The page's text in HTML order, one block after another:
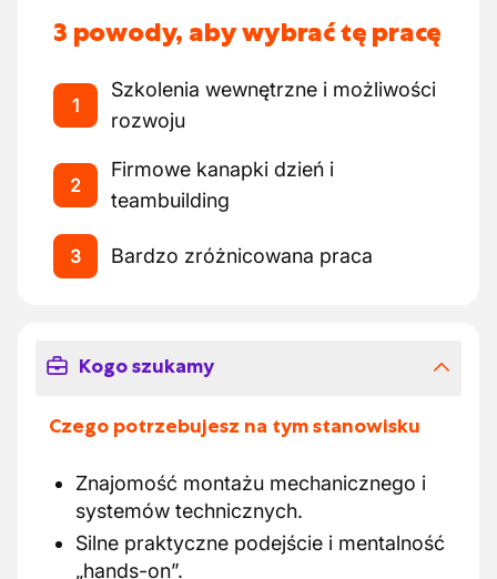
3 powody, aby wybrać tę pracę
1
Szkolenia wewnętrzne i możliwości
rozwoju
2
Firmowe kanapki dzień i
teambuilding
3 Bardzo zróżnicowana praca
Kogo szukamy
Czego potrzebujesz na tym stanowisku
Znajomość montażu mechanicznego i
systemów technicznych.
Silne praktyczne podejście i mentalność
„hands-on”.